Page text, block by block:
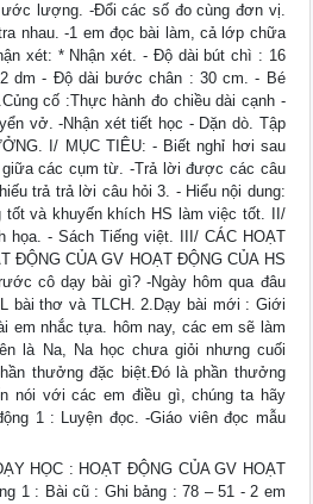
lượng. -Đổi các số đo cùng đơn vị.
nhau. -1 em đọc bài làm, cả lớp chữa
xét: * Nhận xét. - Độ dài bút chì : 16
dm - Độ dài bước chân : 30 cm. - Bé
cố :Thực hành đo chiều dài cạnh -
vở. -Nhận xét tiết học - Dặn dò. Tập
I/ MỤC TIÊU: - Biết nghỉ hơi sau
giữa các cụm từ. -Trả lời được các câu
trả trả lời câu hỏi 3. - Hiểu nội dung:
tốt và khuyến khích HS làm việc tốt. II/
họa. - Sách Tiếng việt. III/ CÁC HOẠT
ĐỘNG CỦA GV HOẠT ĐỘNG CỦA HS
cô dạy bài gì? -Ngày hôm qua đâu
bài thơ và TLCH. 2.Dạy bài mới : Giới
em nhắc tựa. hôm nay, các em sẽ làm
là Na, Na học chưa giỏi nhưng cuối
thưởng đặc biệt.Đó là phần thưởng
nói với các em điều gì, chúng ta hãy
1 : Luyện đọc. -Giáo viên đọc mẫu
HỌC : HOẠT ĐỘNG CỦA GV HOẠT
1 : Bài cũ : Ghi bảng : 78 – 51 - 2 em